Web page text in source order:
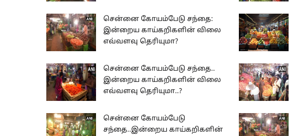
சென்னை கோயம்பேடு சந்தை:
இன்றைய காய்கறிகளின் விலை
எவ்வளவு தெரியுமா?
சென்னை கோயம்பேடு சந்தை..
இன்றைய காய்கறிகளின் விலை
எவ்வளவு தெரியுமா..?
சென்னை கோயம்பேடு
சந்தை..இன்றைய காய்கறிகளின்